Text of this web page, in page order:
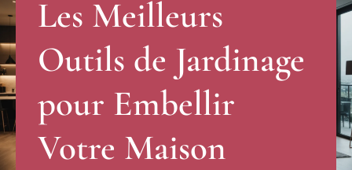
Les Meilleurs
Outils de Jardinage
pour Embellir
Votre Maison